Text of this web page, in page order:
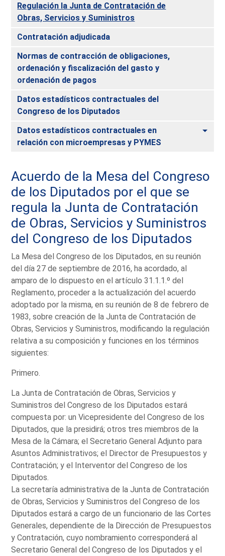
Regulación la Junta de Contratación de
Obras, Servicios y Suministros
Contratación adjudicada
Normas de contracción de obligaciones,
ordenación y fiscalización del gasto y
ordenación de pagos
Datos estadísticos contractuales del
Congreso de los Diputados
Datos estadísticos contractuales en
relación con microempresas y PYMES
Acuerdo de la Mesa del Congreso
de los Diputados por el que se
regula la Junta de Contratación
de Obras, Servicios y Suministros
del Congreso de los Diputados
La Mesa del Congreso de los Diputados, en su reunión
del día 27 de septiembre de 2016, ha acordado, al
amparo de lo dispuesto en el artículo 31.1.1.º del
Reglamento, proceder a la actualización del acuerdo
adoptado por la misma, en su reunión de 8 de febrero de
1983, sobre creación de la Junta de Contratación de
Obras, Servicios y Suministros, modificando la regulación
relativa a su composición y funciones en los términos
siguientes:
Primero.
La Junta de Contratación de Obras, Servicios y
Suministros del Congreso de los Diputados estará
compuesta por: un Vicepresidente del Congreso de los
Diputados, que la presidirá; otros tres miembros de la
Mesa de la Cámara; el Secretario General Adjunto para
Asuntos Administrativos; el Director de Presupuestos y
Contratación; y el Interventor del Congreso de los
Diputados.
La secretaría administrativa de la Junta de Contratación
de Obras, Servicios y Suministros del Congreso de los
Diputados estará a cargo de un funcionario de las Cortes
Generales, dependiente de la Dirección de Presupuestos
y Contratación, cuyo nombramiento corresponderá al
Secretario General del Congreso de los Diputados y el